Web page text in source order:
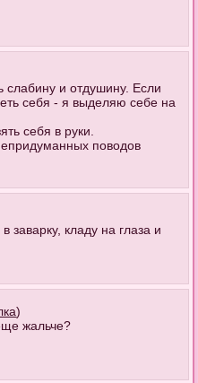
слабину и отдушину. Если
себя - я выделяю себе на
себя в руки.
поводов
заварку, кладу на глаза и
)
жальче?